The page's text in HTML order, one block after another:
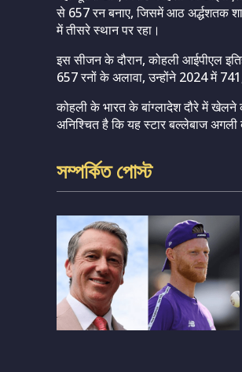
से 657 रन बनाए, जिसमें आठ अर्द्धशतक
में तीसरे स्थान पर रहा।
इस सीजन के दौरान, कोहली आईपीएल
657 रनों के अलावा, उन्होंने 2024 में
कोहली के भारत के बांग्लादेश दौरे में
अनिश्चित है कि यह स्टार बल्लेबाज अगली
সম্পর্কিত পোস্ট